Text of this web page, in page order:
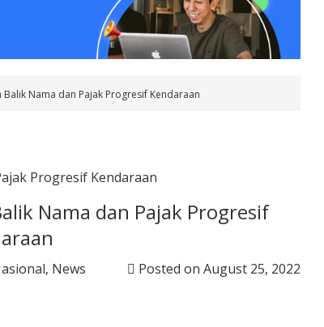
Nama dan Pajak Progresif Kendaraan
Nama dan Pajak Progresif
, News Posted on August 25, 2022